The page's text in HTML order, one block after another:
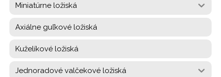
Miniatúrne ložiská
Axiálne guľkové ložiská
Kuželíkové ložiská
Jednoradové valčekové ložiská